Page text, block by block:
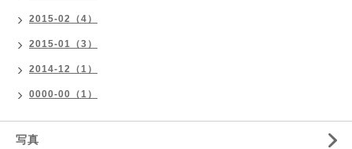
2015-02（4）
2015-01（3）
2014-12（1）
0000-00（1）
写真